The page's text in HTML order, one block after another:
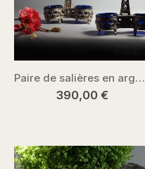
Paire de salières en argent XVIIIe siècle – Louis Joseph Bouty
390,00 €